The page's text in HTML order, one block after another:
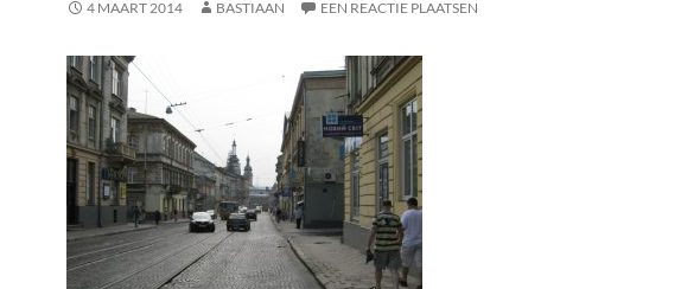
4 MAART 2014 BASTIAAN EEN REACTIE PLAATSEN